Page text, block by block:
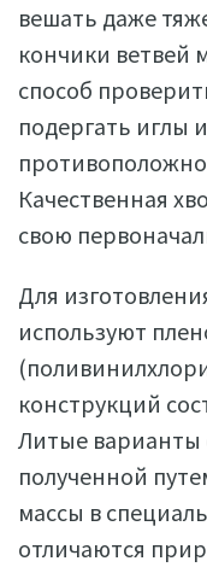
вешать даже
кончики ветвей
способ
подергать иглы
Качественная
свою
Для
используют
конструкций
Литые варианты
полученной
массы в
отличаются